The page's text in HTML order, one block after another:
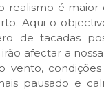
realismo é
Aqui o
de tacadas
afectar a
vento,
pausado e